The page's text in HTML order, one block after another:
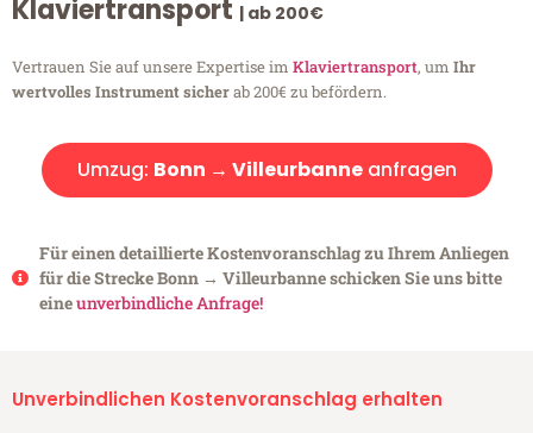
Klaviertransport | ab 200€
Vertrauen Sie auf unsere Expertise im Klaviertransport, um Ihr
wertvolles Instrument sicherab 200€ zu befördern.
Umzug: Bonn → Villeurbanneanfragen
Für einen detaillierte Kostenvoranschlag zu Ihrem Anliegen
für die Strecke Bonn → Villeurbanne schicken Sie uns bitte
eineunverbindliche Anfrage!
Unverbindlichen Kostenvoranschlag erhalten